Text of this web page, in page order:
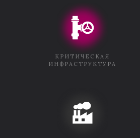
КРИТИЧЕСКАЯ
ИНФРАСТРУКТУРА